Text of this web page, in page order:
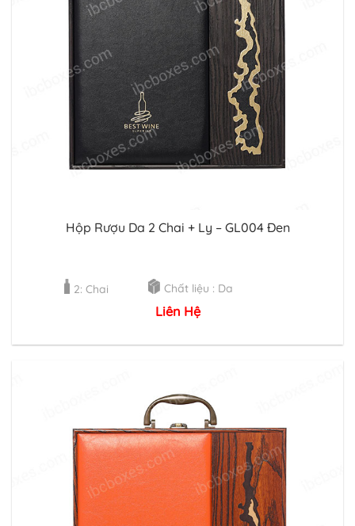
Hộp Rượu Da 2 Chai + Ly – GL004 Đen
2: Chai Chất liệu : Da
Liên Hệ